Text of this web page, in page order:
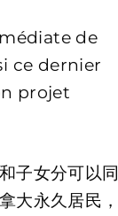
de
ce dernier
projet
子女分可以同
大永久居民，